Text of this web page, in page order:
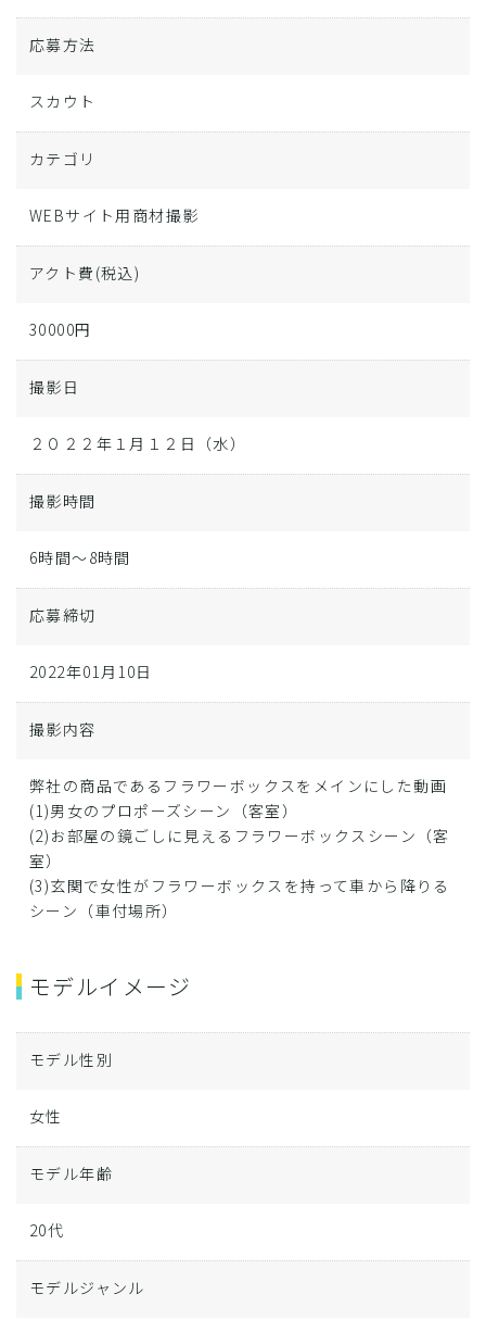
応募方法
スカウト
カテゴリ
WEBサイト用商材撮影
アクト費 (税込)
30000円
撮影日
２０２２年１月１２日（水）
撮影時間
6時間～8時間
応募締切
2022年01月10日
撮影内容
弊社の商品であるフラワーボックスをメインにした動画
(1)男女のプロポーズシーン（客室）
(2)お部屋の鏡ごしに見えるフラワーボックスシーン（客
室）
(3)玄関で女性がフラワーボックスを持って車から降りる
シーン（車付場所）
モデルイメージ
モデル性別
女性
モデル年齢
20代
モデルジャンル